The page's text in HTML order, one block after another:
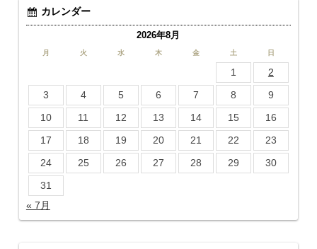
カレンダー
2026年8月
月 火 水 木 金 土 日
1
2
3
4 5 6 7 8
9
10
11 12 13 14 15
16
17
18 19 20 21 22
23
24
25 26 27 28 29
30
31
« 7月